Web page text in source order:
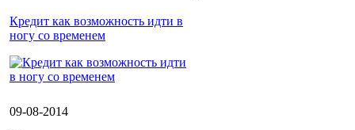
Кредит как возможность идти в
ногу со временем
09-08-2014